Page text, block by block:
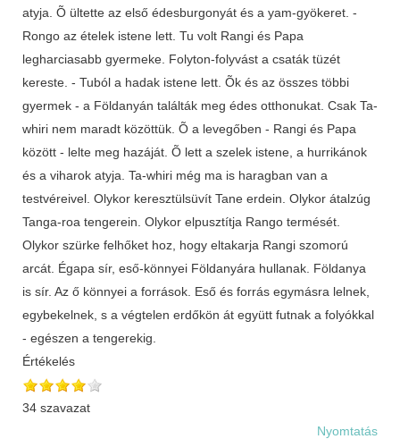
atyja. Õ ültette az első édesburgonyát és a yam-gyökeret. -
Rongo az ételek istene lett. Tu volt Rangi és Papa
legharciasabb gyermeke. Folyton-folyvást a csaták tüzét
kereste. - Tuból a hadak istene lett. Õk és az összes többi
gyermek - a Földanyán találták meg édes otthonukat. Csak Ta-
whiri nem maradt közöttük. Õ a levegőben - Rangi és Papa
között - lelte meg hazáját. Õ lett a szelek istene, a hurrikánok
és a viharok atyja. Ta-whiri még ma is haragban van a
testvéreivel. Olykor keresztülsüvít Tane erdein. Olykor átalzúg
Tanga-roa tengerein. Olykor elpusztítja Rango termését.
Olykor szürke felhőket hoz, hogy eltakarja Rangi szomorú
arcát. Égapa sír, eső-könnyei Földanyára hullanak. Földanya
is sír. Az ő könnyei a források. Eső és forrás egymásra lelnek,
egybekelnek, s a végtelen erdőkön át együtt futnak a folyókkal
- egészen a tengerekig.
Értékelés
34 szavazat
Nyomtatás